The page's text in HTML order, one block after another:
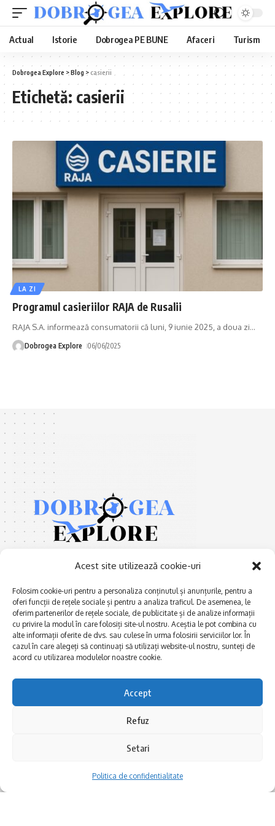
Acest site utilizează cookie-uri
Folosim cookie-uri pentru a personaliza conținutul și anunțurile, pentru a
oferi funcții de rețele sociale și pentru a analiza traficul. De asemenea, le
oferim partenerilor de rețele sociale, de publicitate și de analize informații
cu privire la modul în care folosiți site-ul nostru. Aceștia le pot combina cu
alte informații oferite de dvs. sau culese în urma folosirii serviciilor lor. În
cazul în care alegeți să continuați să utilizați website-ul nostru, sunteți de
acord cu utilizarea modulelor noastre cookie.
Accept
Refuz
Setari
Politica de confidentialitate
Actual Istorie Dobrogea PE BUNE Afaceri Turism
Dobrogea Explore >Blog > casierii
Etichetă: casierii
LA ZI
Programul casieriilor RAJA de Rusalii
RAJA S.A. informează consumatorii că luni, 9 iunie 2025, a doua zi…
Dobrogea Explore 06/06/2025
E xplorăm Dobrogea,
Explorăm valorile locale:
lacuri, cele mai vechi orașe,
multe etnii, CELE MAI
Afaceri și meșteșuguri
Actualitate
Dobrogea PE BUNE
Istorie și civilizaţie